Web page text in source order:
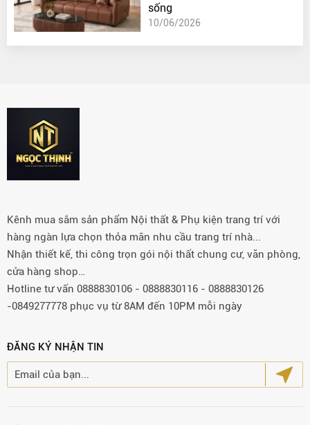
sống
10/06/2026
Kênh mua sắm sản phẩm Nội thất & Phụ kiện trang trí với
hàng ngàn lựa chọn thỏa mãn nhu cầu trang trí nhà...
Nhận thiết kế, thi công trọn gói nội thất chung cư, văn phòng,
cửa hàng shop…
Hotline tư vấn 0888830106 - 0888830116 - 0888830126
-0849277778 phục vụ từ 8AM đến 10PM mỗi ngày
ĐĂNG KÝ NHẬN TIN